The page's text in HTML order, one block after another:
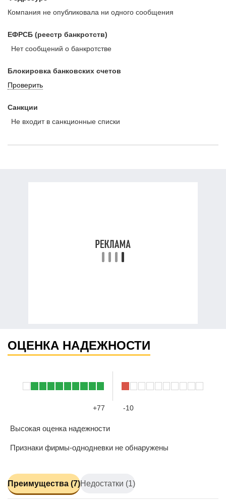
Компания не опубликовала ни одного сообщения
ЕФРСБ (реестр банкротств)
Нет сообщений о банкротстве
Блокировка банковских счетов
Проверить
Санкции
Не входит в санкционные списки
ОЦЕНКА НАДЕЖНОСТИ
+77 -10
Высокая оценка надежности
Признаки фирмы-однодневки не обнаружены
Преимущества (7)Недостатки (1)